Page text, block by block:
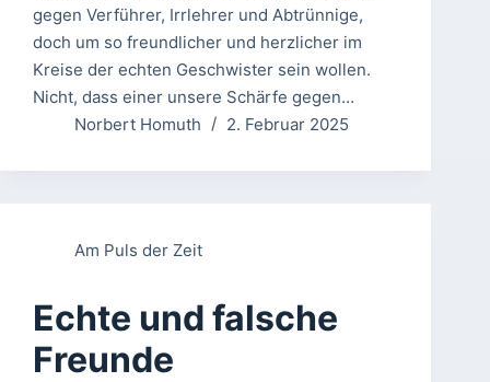
gegen Verführer, Irrlehrer und Abtrünnige,
doch um so freundlicher und herzlicher im
Kreise der echten Geschwister sein wollen.
Nicht, dass einer unsere Schärfe gegen…
Norbert Homuth
2. Februar 2025
Am Puls der Zeit
Echte und falsche
Freunde